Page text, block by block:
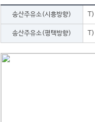
송산주유소(시흥방향)
송산주유소(평택방향)